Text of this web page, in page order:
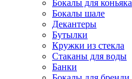
Бокалы для коньяка
Бокалы шале
Декантеры
Бутылки
Кружки из стекла
Стаканы для воды
Банки